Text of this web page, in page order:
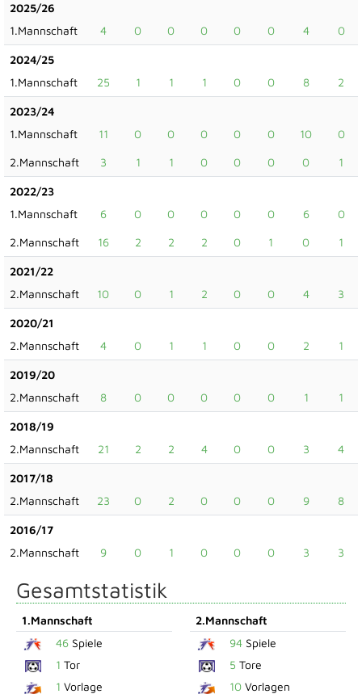
2025/26
1.Mannschaft
4 0 0 0 0 0 4 0
2024/25
1.Mannschaft
25 1 1 1 0 0 8 2
2023/24
1.Mannschaft
11 0 0 0 0 0 10 0
2.Mannschaft 3 1 1 0 0 0 0 1
2022/23
1.Mannschaft
6 0 0 0 0 0 6 0
2.Mannschaft 16 2 2 2 0 1 0 1
2021/22
2.Mannschaft
10 0 1 2 0 0 4 3
2020/21
2.Mannschaft
4 0 1 1 0 0 2 1
2019/20
2.Mannschaft
8 0 0 0 0 0 1 1
2018/19
2.Mannschaft
21 2 2 4 0 0 3 4
2017/18
2.Mannschaft
23 0 2 0 0 0 9 8
2016/17
2.Mannschaft
9 0 1 0 0 0 3 3
Gesamtstatistik
1.Mannschaft
46 Spiele
1 Tor
1 Vorlage
2.Mannschaft
94Spiele
5 Tore
10Vorlagen